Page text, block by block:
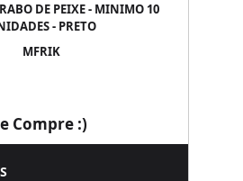
DE PEIXE - MINIMO 10
- PRETO
MFRIK
Compre :)